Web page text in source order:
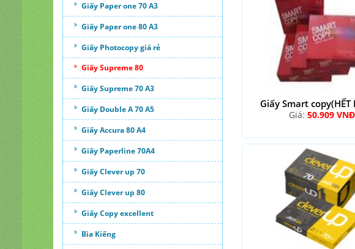
Giấy Paper one 70 A3
Giấy Paper one 80 A3
Giấy Photocopy giá rẻ
Giấy Supreme 80
Giấy Supreme 70 A3
Giấy Double A 70 A5
Giấy Accura 80 A4
Giấy Paperline 70A4
Giấy Clever up 70
Giấy Clever up 80
Giấy Copy excellent
Bìa Kiếng
Giấy Smart copy(HẾT
Giá: 50.909 VNĐ